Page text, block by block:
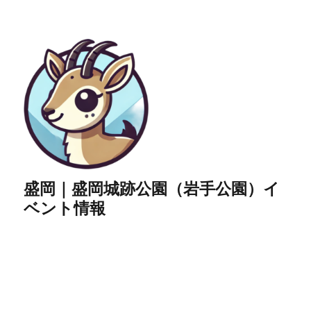
盛岡｜盛岡城跡公園（岩手公園）イ
ベント情報